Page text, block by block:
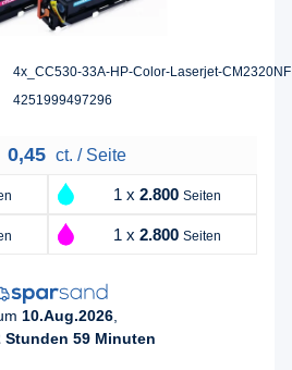
4x_CC530-33A-HP-Color-Laserjet-CM2320NF
4251999497296
0,45 ct. / Seite
1 x 2.800 Seiten
1 x 2.800 Seiten
10.Aug.2026
Stunden 59 Minuten